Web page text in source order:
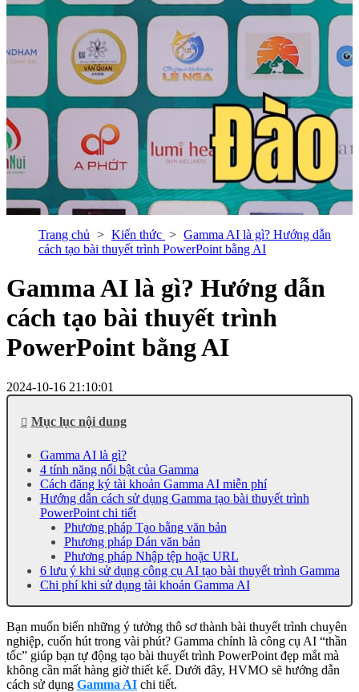
Trang chủ Kiến thức
Gamma AI là gì? Hướng dẫn
cách tạo bài thuyết trình PowerPoint bằng AI
Gamma AI là gì? Hướng dẫn
cách tạo bài thuyết trình
PowerPoint bằng AI
2024-10-16 21:10:01
Mục lục nội dung
Gamma AI là gì?
4 tính năng nổi bật của Gamma
Cách đăng ký tài khoản Gamma AI miễn phí
Hướng dẫn cách sử dụng Gamma tạo bài thuyết trình
PowerPoint chi tiết
Phương pháp Tạo bằng văn bản
Phương pháp Dán văn bản
Phương pháp Nhập tệp hoặc URL
6 lưu ý khi sử dụng công cụ AI tạo bài thuyết trình Gamma
Chi phí khi sử dụng tài khoản Gamma AI
Bạn muốn biến những ý tưởng thô sơ thành bài thuyết trình chuyên
nghiệp, cuốn hút trong vài phút? Gamma chính là công cụ AI “thần
tốc” giúp bạn tự động tạo bài thuyết trình PowerPoint đẹp mắt mà
không cần mất hàng giờ thiết kế. Dưới đây, HVMO sẽ hướng dẫn
cách sử dụng Gamma AI chi tiết.